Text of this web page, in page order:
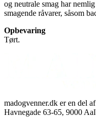
og neutrale smag har
smagende råvarer, såsom
Opbevaring
Tørt.
madogvenner.dk er en del
Havnegade 63-65, 9000